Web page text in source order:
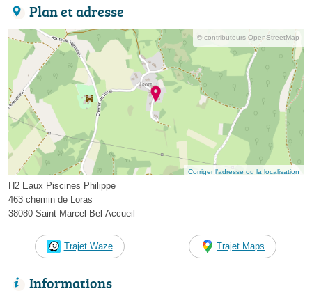
Plan et adresse
© contributeurs OpenStreetMap
Corriger l’adresse ou la localisation
H2 Eaux Piscines Philippe
463 chemin de Loras
38080 Saint-Marcel-Bel-Accueil
Trajet Waze Trajet Maps
Informations